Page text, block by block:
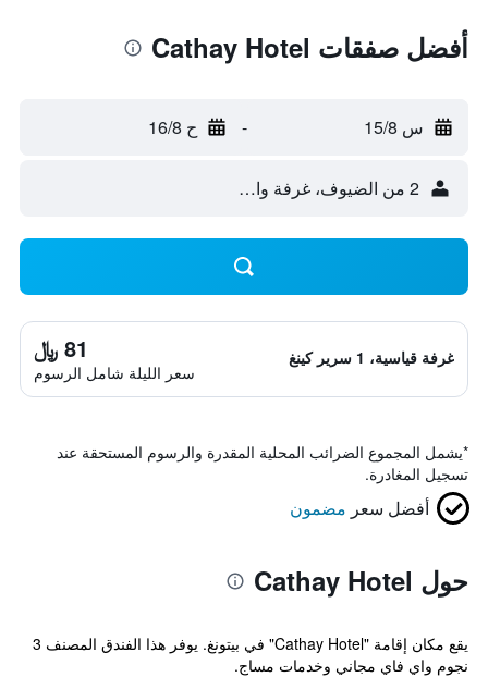
أفضل صفقات Cathay Hotel
س 15/8 - ح 16/8
2 من الضيوف، غرفة واحدة
غرفة قياسية، 1 سرير كينغ 81 ﷼
سعر الليلة شامل الرسوم
*يشمل المجموع الضرائب المحلية المقدرة والرسوم المستحقة عند
تسجيل المغادرة.
أفضل سعر مضمون
حول Cathay Hotel
يقع مكان إقامة "Cathay Hotel" في بيتونغ. يوفر هذا الفندق المصنف 3
نجوم واي فاي مجاني وخدمات مساج.